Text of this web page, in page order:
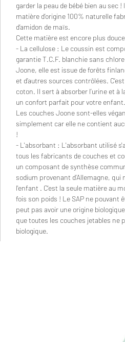
garder la peau de bébé bien au sec
matière d’origine 100% naturelle
d’amidon de maïs.
Cette matière est encore plus
- La cellulose : Le coussin est
garantie T.C.F. blanchie sans
Joone, elle est issue de forêts
et d’autres sources contrôlées.
coton. Il sert à absorber l’urine et
un confort parfait pour votre enfant.
Les couches Joone sont-elles
simplement car elle ne contient
!
- L'absorbant : L'absorbant utilisé
tous les fabricants de couches et
un composant de synthèse
sodium provenant d’Allemagne,
l'enfant . C'est la seule matière au
fois son poids ! Le SAP ne pouvant
peut pas avoir une origine
que toutes les couches jetables ne
biologique.